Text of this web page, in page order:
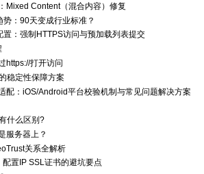
Mixed Content（混合内容）修复
势：90天变成行业标准？
：强制HTTPS访问与预加载列表提交
https://打开访问
稳定性保障方案
配：iOS/Android平台校验机制与常见问题解决方案
什么区别?
服务器上？
关系全解析
置IP SSL证书的避坑要点